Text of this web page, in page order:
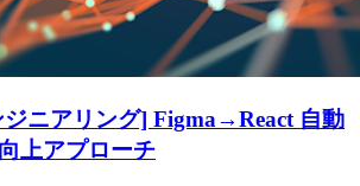
ニアリング] Figma→React 自動
上アプローチ